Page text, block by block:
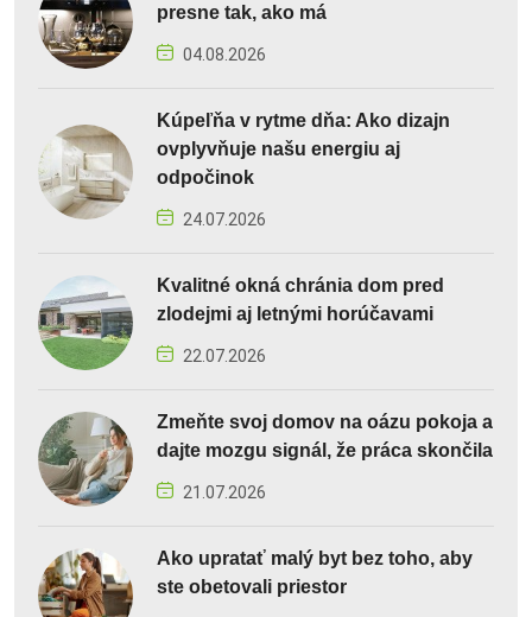
presne tak, ako má
04.08.2026
Kúpeľňa v rytme dňa: Ako dizajn
ovplyvňuje našu energiu aj
odpočinok
24.07.2026
Kvalitné okná chránia dom pred
zlodejmi aj letnými horúčavami
22.07.2026
Zmeňte svoj domov na oázu pokoja a
dajte mozgu signál, že práca skončila
21.07.2026
Ako upratať malý byt bez toho, aby
ste obetovali priestor